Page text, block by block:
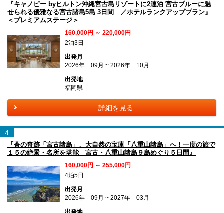
『キャノピー byヒルトン沖縄宮古島リゾートに2連泊 宮古ブルーに魅
せられる優雅なる宮古諸島5島 3日間 ／ホテルランクアッププラン』
＜プレミアムステージ＞
160,000円 ～ 220,000円
2泊3日
出発月
2026年 09月 ~ 2026年 10月
出発地
福岡県
詳細を見る
4
『蒼の奇跡「宮古諸島」、大自然の宝庫「八重山諸島」へ！一度の旅で
１５の絶景・名所を堪能 宮古・八重山諸島９島めぐり５日間』
160,000円 ～ 255,000円
4泊5日
出発月
2026年 09月 ~ 2027年 03月
出発地